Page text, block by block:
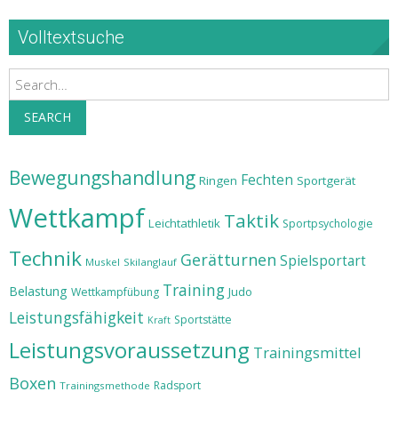
Volltextsuche
Search
SEARCH
Bewegungshandlung Ringen Fechten Sportgerät
Wettkampf Leichtathletik Taktik Sportpsychologie
Technik Muskel Skilanglauf Gerätturnen Spielsportart
Belastung Wettkampfübung Training Judo
Leistungsfähigkeit Kraft Sportstätte
Leistungsvoraussetzung Trainingsmittel
Boxen Trainingsmethode Radsport